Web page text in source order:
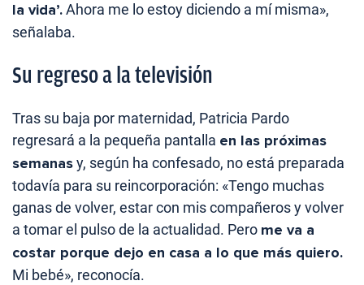
la vida’.Ahora me lo estoy diciendo a mí misma»,
señalaba.
Su regreso a la televisión
Tras su baja por maternidad, Patricia Pardo
regresará a la pequeña pantalla en las próximas
semanasy, según ha confesado, no está preparada
todavía para su reincorporación: «Tengo muchas
ganas de volver, estar con mis compañeros y volver
a tomar el pulso de la actualidad. Pero me va a
costar porque dejo en casa a lo que más quiero.
Mi bebé», reconocía.